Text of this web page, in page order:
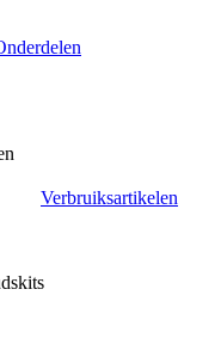
Verbruiksartikelen